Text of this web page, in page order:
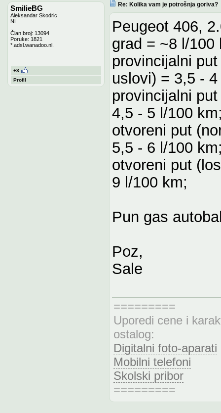
SmilieBG
Aleksandar Skodric
NL
Član broj: 13094
Poruke: 1821
*.adsl.wanadoo.nl.
+3
Profil
Re: Kolika vam je potrošnja goriva?
Peugeot 406,
grad = ~8 l/100
provincijalni
uslovi) = 3,5 -
provincijalni
4,5 - 5 l/100
otvoreni put
5,5 - 6 l/100
otvoreni put
9 l/100 km;
Pun gas
Poz,
Sale
=========
Uporedi cene i
ostalog:
Digitalni foto-aparati
Mobilni telefoni
Skolski pribor
=========